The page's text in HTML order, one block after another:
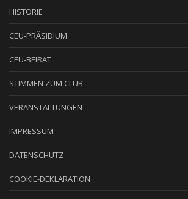
HISTORIE
CEU-PRÄSIDIUM
CEU-BEIRAT
STIMMEN ZUM CLUB
VERANSTALTUNGEN
IMPRESSUM
DATENSCHUTZ
COOKIE-DEKLARATION